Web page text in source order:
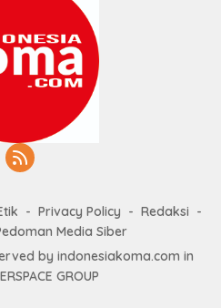
Privacy Policy
Redaksi
Media Siber
by indonesiakoma.com in
GROUP